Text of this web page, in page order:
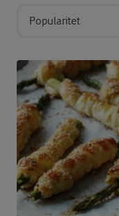
Popularitet